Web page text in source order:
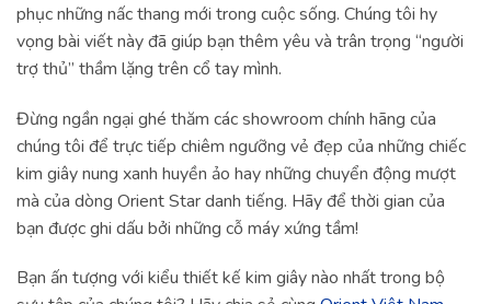
phục những nấc thang mới trong cuộc sống. Chúng tôi hy
vọng bài viết này đã giúp bạn thêm yêu và trân trọng “người
trợ thủ” thầm lặng trên cổ tay mình.
Đừng ngần ngại ghé thăm các showroom chính hãng của
chúng tôi để trực tiếp chiêm ngưỡng vẻ đẹp của những chiếc
kim giây nung xanh huyền ảo hay những chuyển động mượt
mà của dòng Orient Star danh tiếng. Hãy để thời gian của
bạn được ghi dấu bởi những cỗ máy xứng tầm!
Bạn ấn tượng với kiểu thiết kế kim giây nào nhất trong bộ